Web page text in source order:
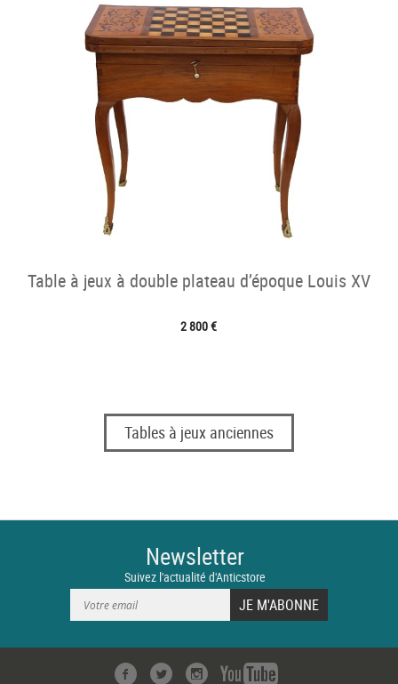
Table à jeux à double plateau d’époque Louis XV
2 800 €
Tables à jeux anciennes
Newsletter
Suivez l'actualité d'Anticstore